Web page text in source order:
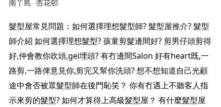
南丫島 杏花邨
髮型屋常見問題：如何選擇理想髮型師? 髮型屋推介? 髮型
師介紹 如何選擇理想髮型? 孩童剪髮邊間好? 剪男仔頭剪得
好,仲會教你吹頭,gei埋頭? 有冇邊間Salon 好有heart既,一
路剪,一路俾意見你,剪完又幫你洗頭? 想不想知道自己光顧
途中會否被眾髮型師在後門恥笑？ 你有冇遇上不聽客人指
示來剪的髮型? 如何才算得上高級髮型屋？ 有什麼髮型屋